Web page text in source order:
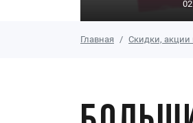
Главная Скидки, акции